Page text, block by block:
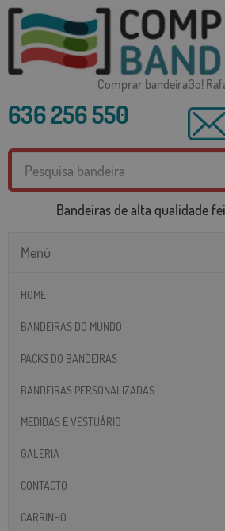
Comprar bandeiraGo!
636 256 550
Bandeiras de alta qualidade
Menú
HOME
BANDEIRAS DO MUNDO
PACKS DO BANDEIRAS
BANDEIRAS PERSONALIZADAS
MEDIDAS E VESTUÁRIO
GALERIA
CONTACTO
CARRINHO